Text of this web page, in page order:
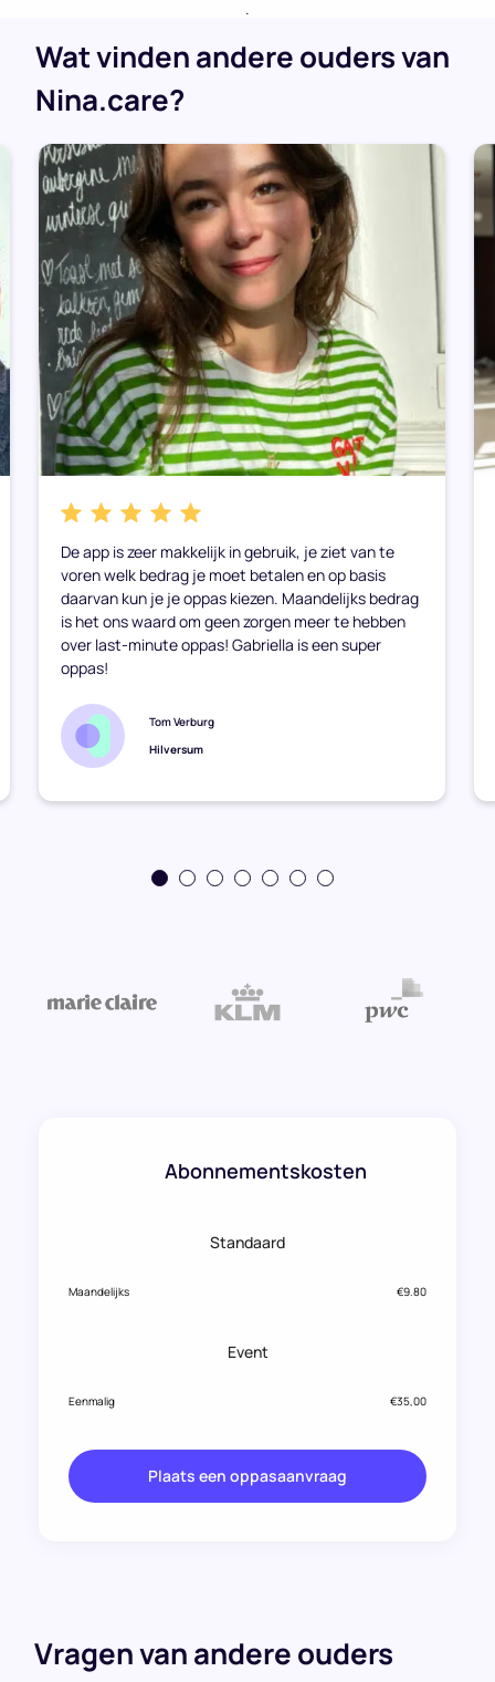
.
Wat vinden andere ouders van
Nina.care?
De app is zeer makkelijk in gebruik, je ziet van te
voren welk bedrag je moet betalen en op basis
daarvan kun je je oppas kiezen. Maandelijks bedrag
is het ons waard om geen zorgen meer te hebben
over last-minute oppas! Gabriella is een super
oppas!
Tom Verburg
Hilversum
Abonnementskosten
Standaard
Maandelijks €9.80
Event
Eenmalig €35,00
Plaats een oppasaanvraag
Vragen van andere ouders